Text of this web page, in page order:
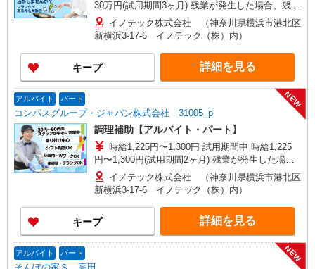
30万円(試用期間3ヶ月) 残業が発生した場合、残業
代を1分単位で別途支給します。 ※給与は経験や
前職給与に応じて決定します。
イノテック株式会社 （神奈川県横浜市港北区
新横浜3-17-6 イノテック（株）内）
キープ 詳細を見る
アルバイト パート
コンパスグループ・ジャパン株式会社 31005_p
NEW
調理補助【アルバイト・パート】
時給1,225円〜1,300円 試用期間中 時給1,225
円〜1,300円(試用期間2ヶ月) 残業が発生した場
合、残業代を1分単位で別途支給します。
イノテック株式会社 （神奈川県横浜市港北区
新横浜3-17-6 イノテック（株）内）
キープ 詳細を見る
アルバイト パート NEW